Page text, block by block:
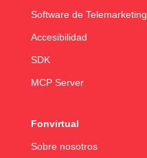
Software de Telemarketing
Accesibilidad
SDK
MCP Server
Fonvirtual
Sobre nosotros